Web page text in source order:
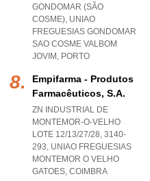
GONDOMAR (SÃO
COSME), UNIAO
FREGUESIAS GONDOMAR
SAO COSME VALBOM
JOVIM , PORTO
Empifarma - Produtos
Farmacêuticos, S.a.
ZN INDUSTRIAL DE
MONTEMOR-O-VELHO
LOTE 12/13/27/28, 3140-
293, UNIAO FREGUESIAS
MONTEMOR O VELHO
GATOES, COIMBRA